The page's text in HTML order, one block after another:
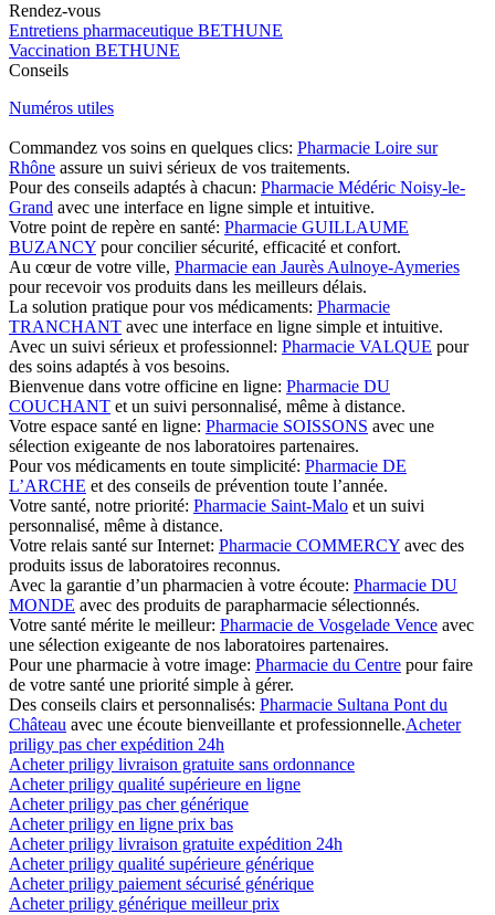
Rendez-vous
Entretiens pharmaceutique BETHUNE
Vaccination BETHUNE
Conseils
Numéros utiles
Commandez vos soins en quelques clics: Pharmacie Loire sur
Rhône assure un suivi sérieux de vos traitements.
Pour des conseils adaptés à chacun: Pharmacie Médéric Noisy-le-
Grand avec une interface en ligne simple et intuitive.
Votre point de repère en santé: Pharmacie GUILLAUME
BUZANCY pour concilier sécurité, efficacité et confort.
Au cœur de votre ville, Pharmacie ean Jaurès Aulnoye-Aymeries
pour recevoir vos produits dans les meilleurs délais.
La solution pratique pour vos médicaments: Pharmacie
TRANCHANT avec une interface en ligne simple et intuitive.
Avec un suivi sérieux et professionnel: Pharmacie VALQUE pour
des soins adaptés à vos besoins.
Bienvenue dans votre officine en ligne: Pharmacie DU
COUCHANT et un suivi personnalisé, même à distance.
Votre espace santé en ligne: Pharmacie SOISSONS avec une
sélection exigeante de nos laboratoires partenaires.
Pour vos médicaments en toute simplicité: Pharmacie DE
L’ARCHE et des conseils de prévention toute l’année.
Votre santé, notre priorité: Pharmacie Saint-Malo et un suivi
personnalisé, même à distance.
Votre relais santé sur Internet: Pharmacie COMMERCY avec des
produits issus de laboratoires reconnus.
Avec la garantie d’un pharmacien à votre écoute: Pharmacie DU
MONDE avec des produits de parapharmacie sélectionnés.
Votre santé mérite le meilleur: Pharmacie de Vosgelade Vence avec
une sélection exigeante de nos laboratoires partenaires.
Pour une pharmacie à votre image: Pharmacie du Centre pour faire
de votre santé une priorité simple à gérer.
Des conseils clairs et personnalisés: Pharmacie Sultana Pont du
Château avec une écoute bienveillante et professionnelle.Acheter
priligy pas cher expédition 24h
Acheter priligy livraison gratuite sans ordonnance
Acheter priligy qualité supérieure en ligne
Acheter priligy pas cher générique
Acheter priligy en ligne prix bas
Acheter priligy livraison gratuite expédition 24h
Acheter priligy qualité supérieure générique
Acheter priligy paiement sécurisé générique
Acheter priligy générique meilleur prix